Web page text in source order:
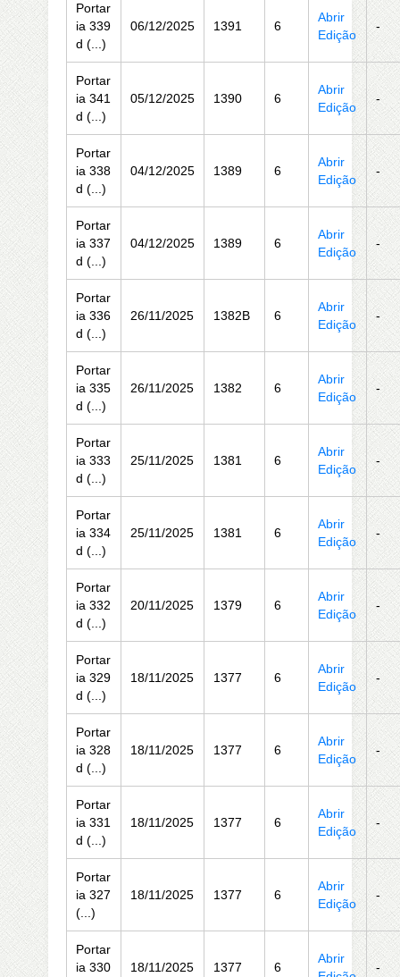
Portar
ia 339
d (...)
06/12/2025 1391 6
Abrir
Edição
-
Portar
ia 341
d (...)
05/12/2025 1390 6
Abrir
Edição
-
Portar
ia 338
d (...)
04/12/2025 1389 6
Abrir
Edição
-
Portar
ia 337
d (...)
04/12/2025 1389 6
Abrir
Edição
-
Portar
ia 336
d (...)
26/11/2025 1382B 6
Abrir
Edição
-
Portar
ia 335
d (...)
26/11/2025 1382 6
Abrir
Edição
-
Portar
ia 333
d (...)
25/11/2025 1381 6
Abrir
Edição
-
Portar
ia 334
d (...)
25/11/2025 1381 6
Abrir
Edição
-
Portar
ia 332
d (...)
20/11/2025 1379 6
Abrir
Edição
-
Portar
ia 329
d (...)
18/11/2025 1377 6
Abrir
Edição
-
Portar
ia 328
d (...)
18/11/2025 1377 6
Abrir
Edição
-
Portar
ia 331
d (...)
18/11/2025 1377 6
Abrir
Edição
-
Portar
ia 327
(...)
18/11/2025 1377 6
Abrir
Edição
-
Portar
ia 330
18/11/2025 1377 6
Abrir
-